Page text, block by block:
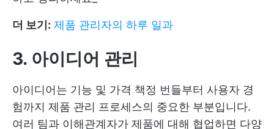
더 보기: 제품 관리자의 하루 일과
3. 아이디어 관리
아이디어는 기능 및 가격 책정 번들부터 사용자 경
험까지 제품 관리 프로세스의 중요한 부분입니다.
여러 팀과 이해관계자가 제품에 대해 협업하면 다양